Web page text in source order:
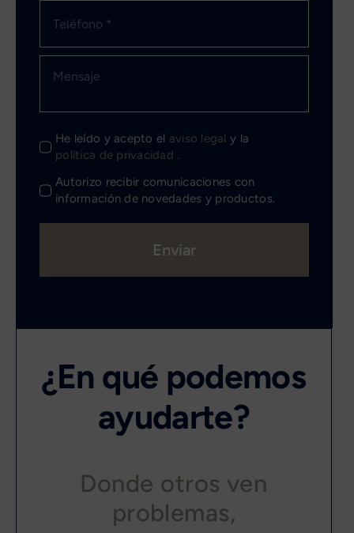
¿En qué podemos
ayudarte?
Donde otros ven
problemas,
He leído y acepto el aviso legal y la
política de privacidad .
Autorizo recibir comunicaciones con
información de novedades y productos.
Enviar